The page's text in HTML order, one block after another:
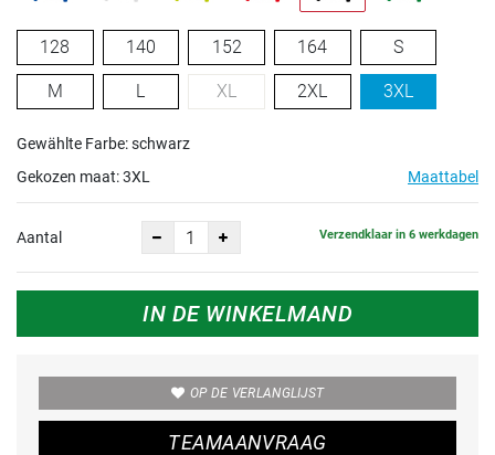
128 140 152 164 S
M L XL 2XL 3XL
Gewählte Farbe: schwarz
Gekozen maat:3XL Maattabel
Aantal Verzendklaar in 6 werkdagen
IN DE WINKELMAND
OP DE VERLANGLIJST
TEAMAANVRAAG